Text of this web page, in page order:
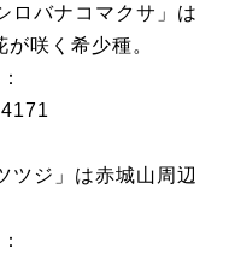
ロバナコマクサ」は
咲く希少種。
ツジ」は赤城山周辺